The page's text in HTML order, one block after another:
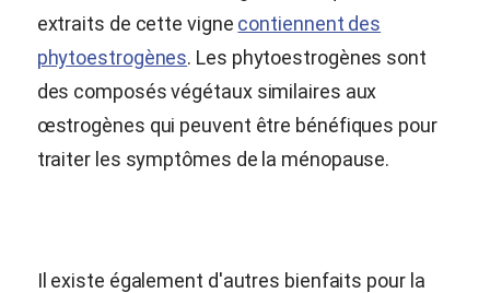
extraits de cette vigne contiennent des
phytoestrogènes. Les phytoestrogènes sont
des composés végétaux similaires aux
œstrogènes qui peuvent être bénéfiques pour
traiter les symptômes de la ménopause.
Il existe également d'autres bienfaits pour la